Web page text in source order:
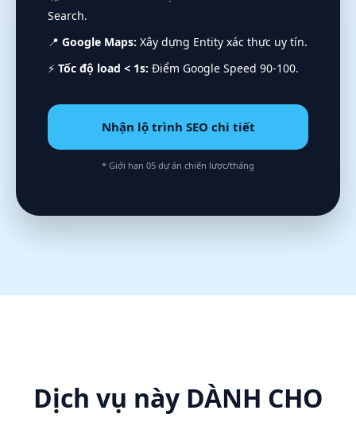
Search.
📍 Google Maps: Xây dựng Entity xác thực uy tín.
⚡ Tốc độ load < 1s: Điểm Google Speed 90-100.
Nhận lộ trình SEO chi tiết
* Giới hạn 05 dự án chiến lược/tháng
Dịch vụ này DÀNH CHO